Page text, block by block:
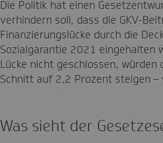
Die Politik hat einen
verhindern soll, dass die GKV-
Finanzierungslücke durch die
Sozialgarantie 2021 eingehalten
Lücke nicht geschlossen, würden
Schnitt auf 2,2 Prozent steigen –
Was sieht der